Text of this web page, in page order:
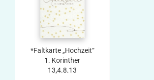
*Faltkarte „Hochzeit“
1. Korinther
13,4.8.13